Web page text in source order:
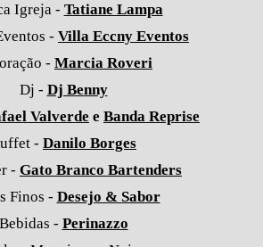
Igreja - Tatiane Lampa
- Villa Eccny Eventos
- Marcia Roveri
Dj - Dj Benny
Valverde e Banda Reprise
- Danilo Borges
- Gato Branco Bartenders
Finos - Desejo & Sabor
Bebidas - Perinazzo